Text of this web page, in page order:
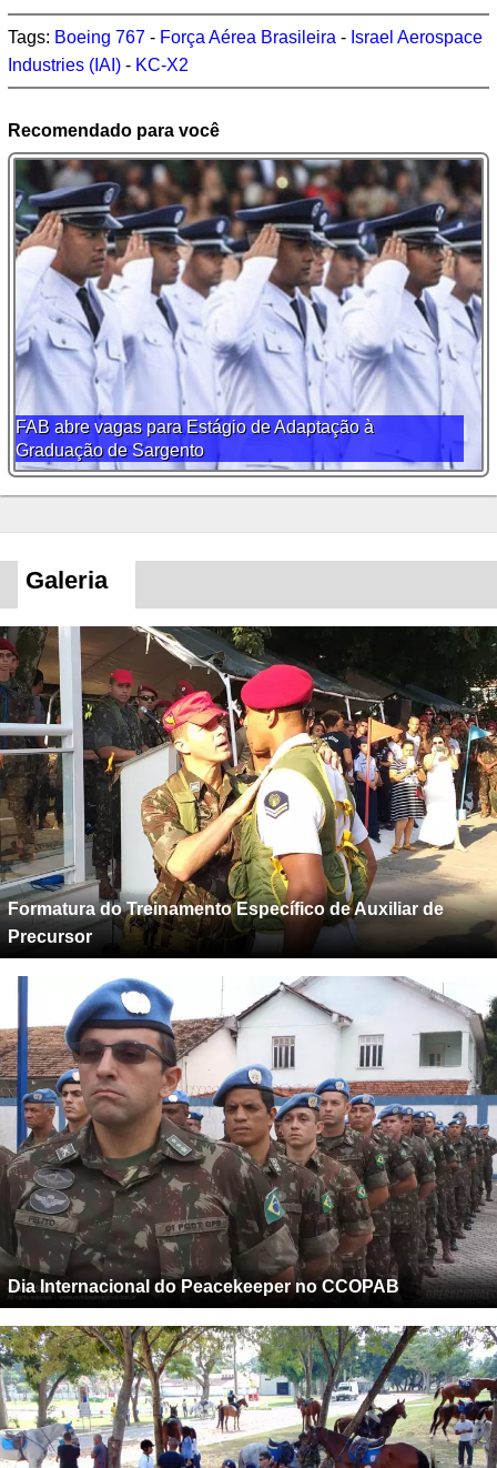
Tags: Boeing 767 - Força Aérea Brasileira - Israel Aerospace
Industries (IAI) - KC-X2
Recomendado para você
FAB abre vagas para Estágio de Adaptação à
Graduação de Sargento
Galeria
Formatura do Treinamento Específico de Auxiliar de
Precursor
Dia Internacional do Peacekeeper no CCOPAB